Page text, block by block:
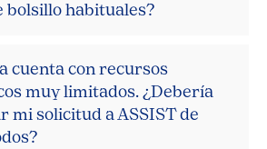
bolsillo habituales?
cuenta con recursos
muy limitados. ¿Debería
mi solicitud a ASSIST de